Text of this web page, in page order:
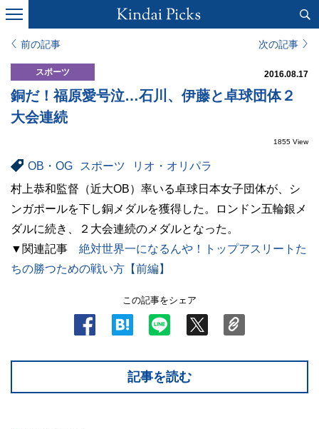
前の記事 次の記事
スポーツ 2016.08.17
銅だ！福原愛号泣…石川、伊藤と卓球団体２
大会連続
1855 View
OB・OG スポーツ
リオ・オリパラ
村上恭和監督（近大OB）率いる卓球日本女子団体が、シ
ンガポールを下し銅メダルを獲得した。ロンドン五輪銀メ
ダルに続き、２大会連続のメダルとなった。
▼関連記事 絶対世界一になるんや！トップアスリートた
ちの勝つための戦い方【前編】
この記事をシェア
記事を読む